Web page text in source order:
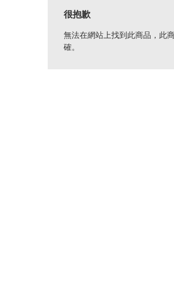
很抱歉
無法在網站上找到此商品，此
確。